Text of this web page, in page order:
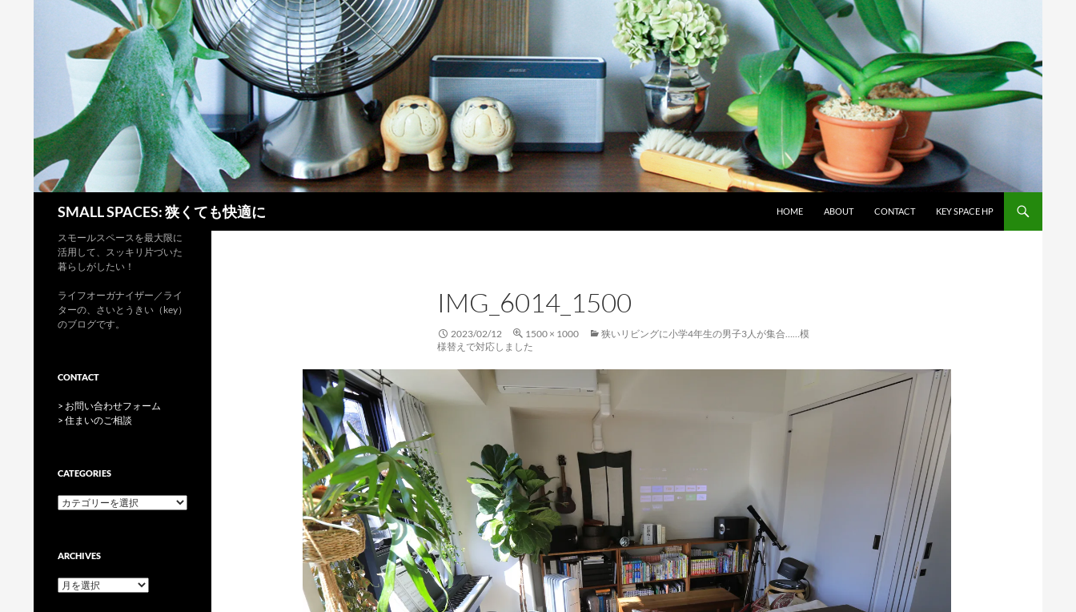
SMALL SPACES: 狭くても快適に
HOME
ABOUT CONTACT KEY SPACE HP
IMG_6014_1500
2023/02/12 1500 × 1000
狭いリビングに小学4年生の男子3人が集合……模
様替えで対応しました
スモールスペースを最大限に
活用して、スッキリ片づいた
暮らしがしたい！
ライフオーガナイザー／ライ
ターの、さいとうきい（key）
のブログです。
CONTACT
> お問い合わせフォーム
> 住まいのご相談
CATEGORIES
categories
ARCHIVES
archives